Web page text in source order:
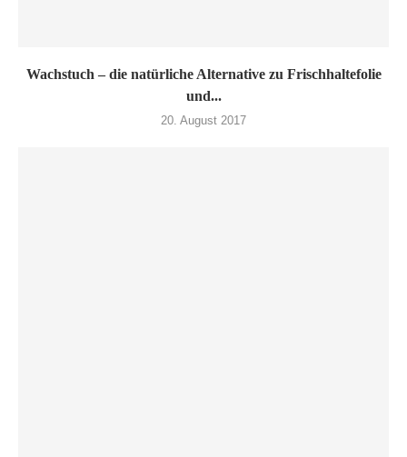
Wachstuch – die natürliche Alternative zu Frischhaltefolie
und...
20. August 2017